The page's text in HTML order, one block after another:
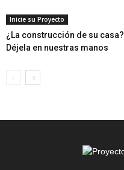
Inicie su Proyecto
¿La construcción de su casa?
Déjela en nuestras manos